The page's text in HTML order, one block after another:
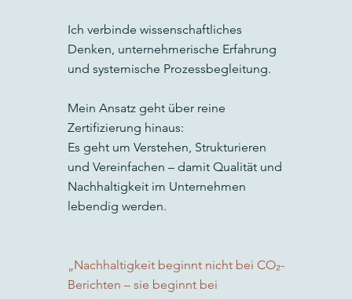
Ich verbinde wissenschaftliches
Denken, unternehmerische Erfahrung
und systemische Prozessbegleitung.
Mein Ansatz geht über reine
Zertifizierung hinaus:
Es geht um Verstehen, Strukturieren
und Vereinfachen – damit Qualität und
Nachhaltigkeit im Unternehmen
lebendig werden.
„Nachhaltigkeit beginnt nicht bei CO₂-
Berichten – sie beginnt bei